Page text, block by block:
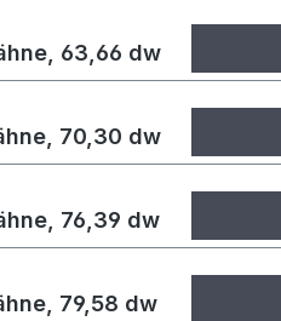
63,66 dw
70,30 dw
76,39 dw
79,58 dw